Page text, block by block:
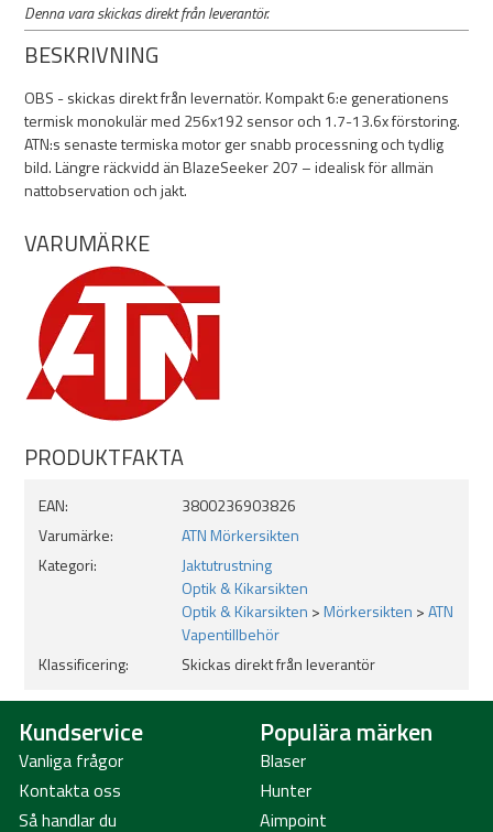
Denna vara skickas direkt från leverantör.
BESKRIVNING
OBS - skickas direkt från levernatör. Kompakt 6:e generationens
termisk monokulär med 256x192 sensor och 1.7-13.6x förstoring.
ATN:s senaste termiska motor ger snabb processning och tydlig
bild. Längre räckvidd än BlazeSeeker 207 – idealisk för allmän
nattobservation och jakt.
VARUMÄRKE
PRODUKTFAKTA
EAN:
3800236903826
Varumärke:
ATN Mörkersikten
Kategori:
Jaktutrustning
Optik & Kikarsikten
Optik & Kikarsikten >Mörkersikten >ATN
Vapentillbehör
Klassificering:
Skickas direkt från leverantör
Kundservice
Vanliga frågor
Kontakta oss
Så handlar du
Populära märken
Blaser
Hunter
Aimpoint